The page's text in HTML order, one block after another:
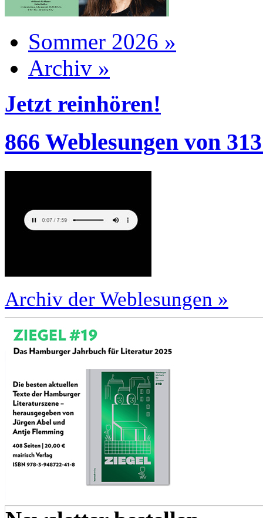
Sommer 2026 »
Archiv »
Jetzt reinhören!
866 Weblesungen von
Archiv der Weblesungen »